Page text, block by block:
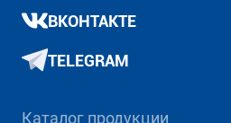
ВКОНТАКТЕ
TELEGRAM
Каталог продукции